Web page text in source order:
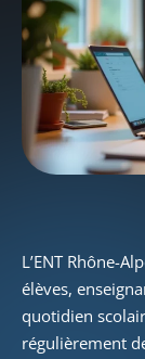
L’ENT Rhône-
élèves,
quotidien
régulièrement